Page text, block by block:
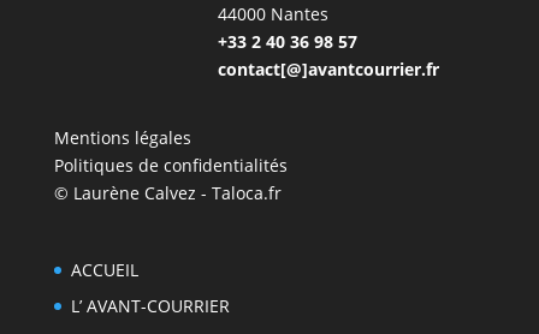
44000 Nantes
+33 2 40 36 98 57
contact[@]avantcourrier.fr
Mentions légales
Politiques de confidentialités
© Laurène Calvez - Taloca.fr
ACCUEIL
L’ AVANT-COURRIER